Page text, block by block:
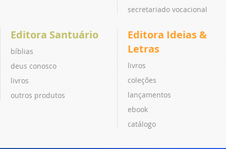
secretariado vocacional
Editora Santuário
bíblias
deus conosco
livros
outros produtos
Editora Ideias &
Letras
livros
coleções
lançamentos
ebook
catálogo